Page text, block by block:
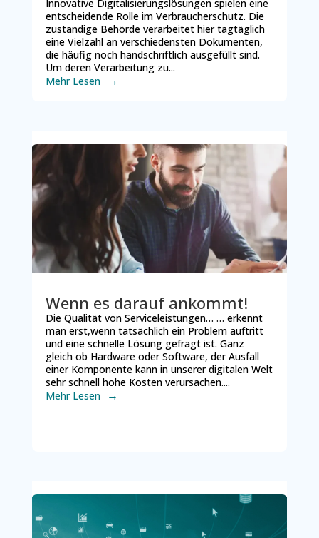
Innovative Digitalisierungslösungen spielen eine
entscheidende Rolle im Verbraucherschutz. Die
zuständige Behörde verarbeitet hier tagtäglich
eine Vielzahl an verschiedensten Dokumenten,
die häufig noch handschriftlich ausgefüllt sind.
Um deren Verarbeitung zu...
Mehr Lesen
Wenn es darauf ankommt!
Die Qualität von Serviceleistungen… … erkennt
man erst,wenn tatsächlich ein Problem auftritt
und eine schnelle Lösung gefragt ist. Ganz
gleich ob Hardware oder Software, der Ausfall
einer Komponente kann in unserer digitalen Welt
sehr schnell hohe Kosten verursachen....
Mehr Lesen